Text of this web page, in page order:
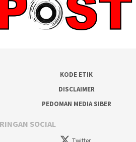
KODE ETIK
DISCLAIMER
PEDOMAN MEDIA SIBER
SOCIAL